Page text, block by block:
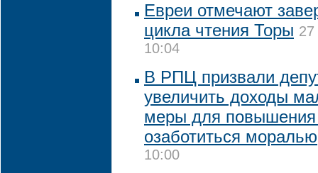
Евреи отмечают
цикла чтения Торы 27
10:04
В РПЦ призвали
увеличить доходы
меры для
озаботиться моралью
10:00